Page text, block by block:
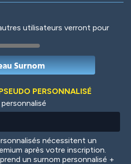
utilisateurs verront pour
PERSONNALISÉ
nécessitent un
après votre inscription.
un surnom personnalisé +